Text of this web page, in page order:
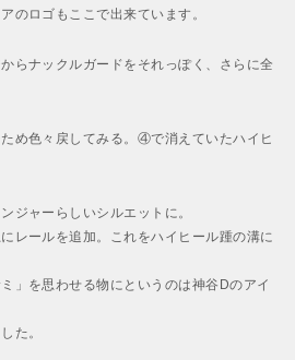
のロゴもここで出来ています。
らナックルガードをそれっぽく、さらに全
め色々戻してみる。④で消えていたハイヒ
ジャーらしいシルエットに。
レールを追加。これをハイヒール踵の溝に
」を思わせる物にというのは神谷Dのアイ
た。